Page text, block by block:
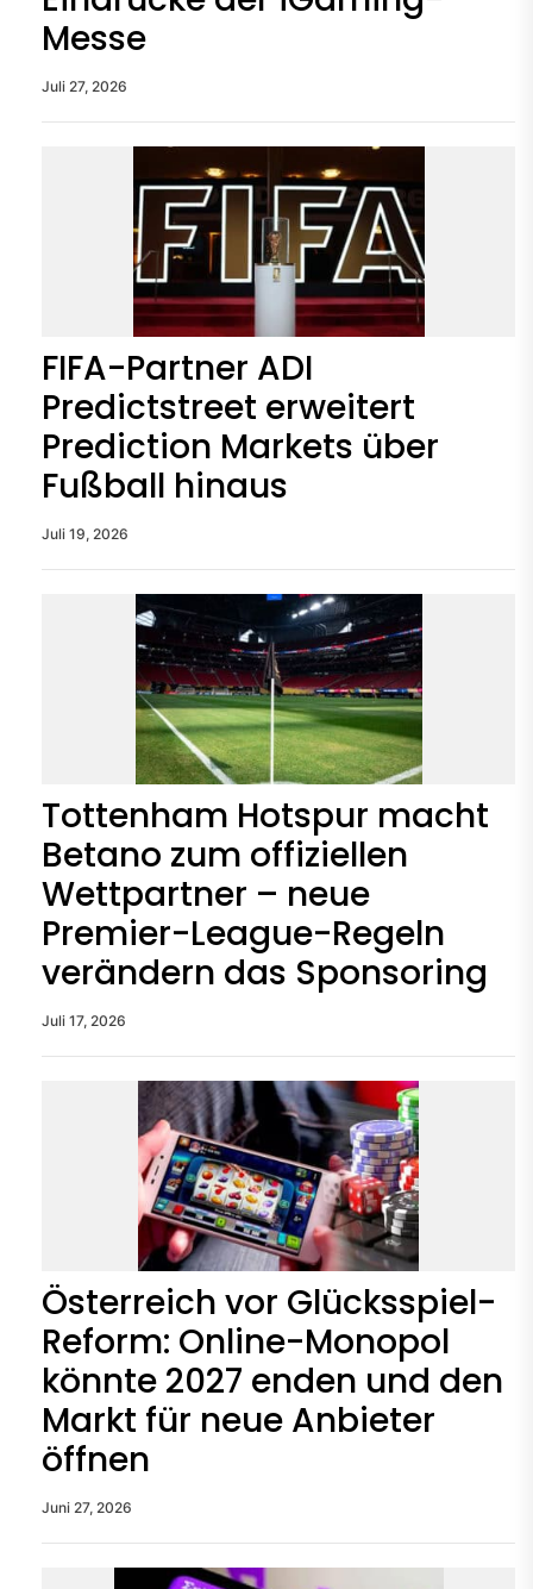
Messe
Juli 27, 2026
FIFA-Partner ADI
Predictstreet erweitert
Prediction Markets über
Fußball hinaus
Juli 19, 2026
Tottenham Hotspur macht
Betano zum offiziellen
Wettpartner – neue
Premier-League-Regeln
verändern das Sponsoring
Juli 17, 2026
Österreich vor Glücksspiel-
Reform: Online-Monopol
könnte 2027 enden und den
Markt für neue Anbieter
öffnen
Juni 27, 2026